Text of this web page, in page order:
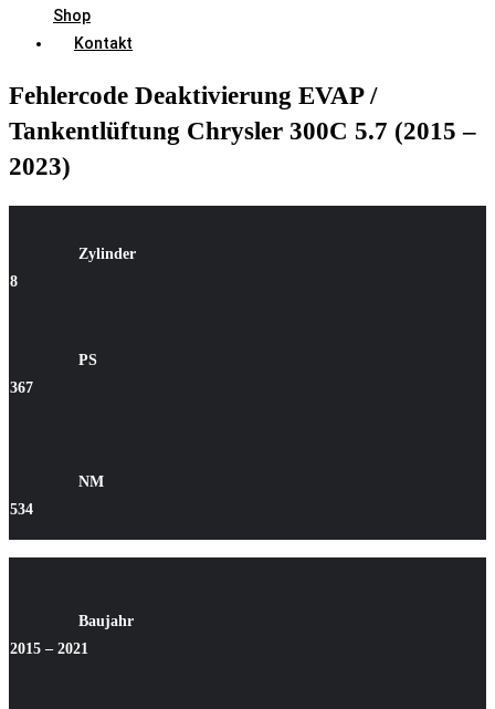
Shop
Kontakt
Fehlercode Deaktivierung EVAP /
Tankentlüftung Chrysler 300C 5.7 (2015 –
2023)
Zylinder
8
PS
367
NM
534
Baujahr
2015 – 2021